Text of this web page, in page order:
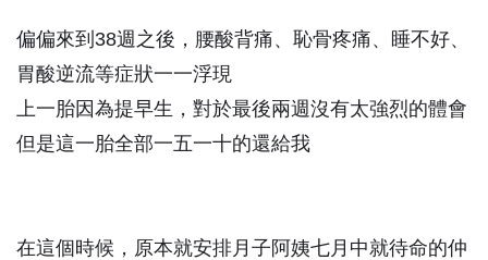
偏偏來到38週之後，腰酸背痛、恥骨疼痛、睡不好、
胃酸逆流等症狀一一浮現
上一胎因為提早生，對於最後兩週沒有太強烈的體會
但是這一胎全部一五一十的還給我
在這個時候，原本就安排月子阿姨七月中就待命的仲